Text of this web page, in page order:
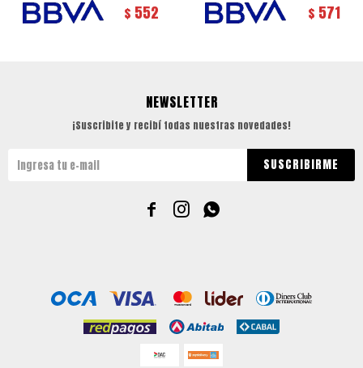
$ 552 $ 571
NEWSLETTER
¡Suscribite y recibí todas nuestras novedades!
SUSCRIBIRME
  